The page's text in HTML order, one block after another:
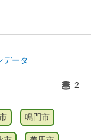
データ
2
鳴門市